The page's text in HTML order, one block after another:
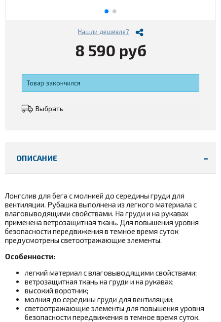
Нашли дешевле?
8 590 руб
Товар закончился
Выбрать
ОПИСАНИЕ
Лонгслив для бега с молнией до середины груди для
вентиляции. Рубашка выполнена из легкого материала с
влаговыводящими свойствами. На груди и на рукавах
применена ветрозащитная ткань. Для повышения уровня
безопасности передвижения в темное время суток
предусмотрены светоотражающие элементы.
Особенности:
легкий материал с влаговыводящими свойствами;
ветрозащитная ткань на груди и на рукавах;
высокий воротник;
молния до середины груди для вентиляции;
светоотражающие элементы для повышения уровня
безопасности передвижения в темное время суток.